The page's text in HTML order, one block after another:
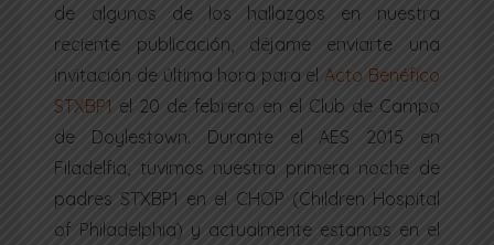
de algunos de los hallazgos en nuestra
reciente publicación, déjame enviarte una
invitación de última hora para el Acto Benéfico
STXBP1 el 20 de febrero en el Club de Campo
de Doylestown. Durante el AES 2015 en
Filadelfia, tuvimos nuestra primera noche de
padres STXBP1 en el CHOP (Children Hospital
of Philadelphia) y actualmente estamos en el